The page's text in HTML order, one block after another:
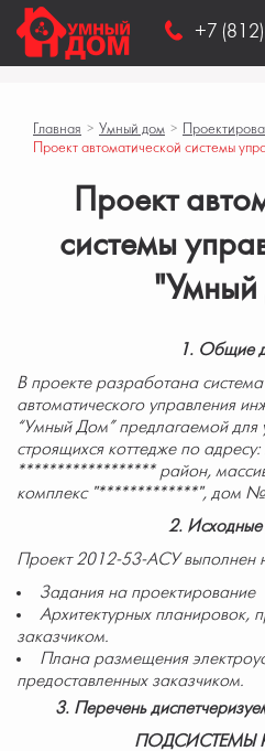
+7
Главная > Умный дом >
Проект автоматической системы
Проект
системы
1. Общие
В проекте разработана
автоматического управления
“Умный Дом” предлагаемой для
строящихся коттедже по
****************** район,
комплекс "*************", дом
2. Исходные
Проект 2012-53-АСУвыполнен
Задания на проектирование
Архитектурных планировок,
заказчиком.
Плана размещения
предоставленных заказчиком.
3. Перечень
ПОДСИСТЕМЫ